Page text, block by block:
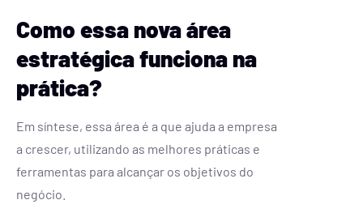
Como essa nova área
estratégica funciona na
prática?
Em síntese, essa área é a que ajuda a empresa
a crescer, utilizando as melhores práticas e
ferramentas para alcançar os objetivos do
negócio.